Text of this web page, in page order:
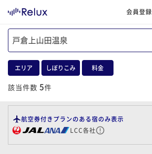
会員登録
エリア しぼりこみ 料金
該当件数 5件
航空券付きプランのある宿のみ表示
LCC各社